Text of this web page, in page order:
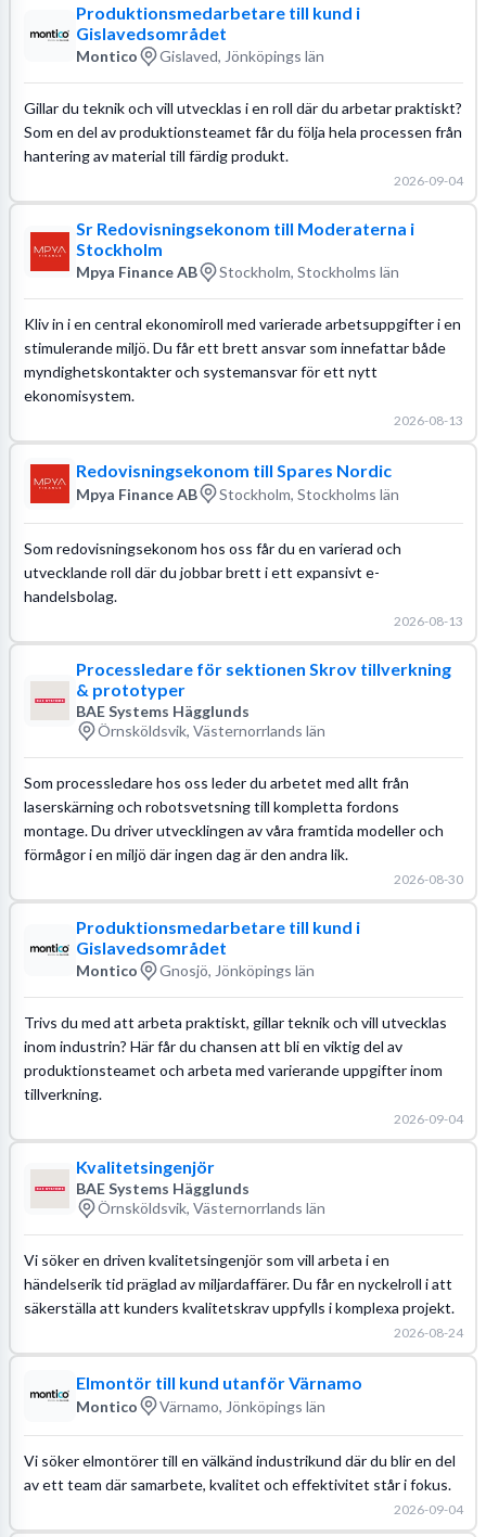
Produktionsmedarbetare till kund i
Gislavedsområdet
Montico Gislaved, Jönköpings län
Gillar du teknik och vill utvecklas i en roll där du arbetar praktiskt?
Som en del av produktionsteamet får du följa hela processen från
hantering av material till färdig produkt.
2026-09-04
Sr Redovisningsekonom till Moderaterna i
Stockholm
Mpya Finance AB Stockholm, Stockholms län
Kliv in i en central ekonomiroll med varierade arbetsuppgifter i en
stimulerande miljö. Du får ett brett ansvar som innefattar både
myndighetskontakter och systemansvar för ett nytt
ekonomisystem.
2026-08-13
Redovisningsekonom till Spares Nordic
Mpya Finance AB Stockholm, Stockholms län
Som redovisningsekonom hos oss får du en varierad och
utvecklande roll där du jobbar brett i ett expansivt e-
handelsbolag.
2026-08-13
Processledare för sektionen Skrov tillverkning
& prototyper
BAE Systems Hägglunds
Örnsköldsvik, Västernorrlands län
Som processledare hos oss leder du arbetet med allt från
laserskärning och robotsvetsning till kompletta fordons
montage. Du driver utvecklingen av våra framtida modeller och
förmågor i en miljö där ingen dag är den andra lik.
2026-08-30
Produktionsmedarbetare till kund i
Gislavedsområdet
Montico Gnosjö, Jönköpings län
Trivs du med att arbeta praktiskt, gillar teknik och vill utvecklas
inom industrin? Här får du chansen att bli en viktig del av
produktionsteamet och arbeta med varierande uppgifter inom
tillverkning.
2026-09-04
Kvalitetsingenjör
BAE Systems Hägglunds
Örnsköldsvik, Västernorrlands län
Vi söker en driven kvalitetsingenjör som vill arbeta i en
händelserik tid präglad av miljardaffärer. Du får en nyckelroll i att
säkerställa att kunders kvalitetskrav uppfylls i komplexa projekt.
2026-08-24
Elmontör till kund utanför Värnamo
Montico Värnamo, Jönköpings län
Vi söker elmontörer till en välkänd industrikund där du blir en del
av ett team där samarbete, kvalitet och effektivitet står i fokus.
2026-09-04